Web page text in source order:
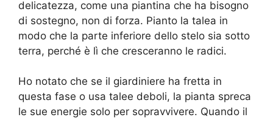
delicatezza, come una piantina che ha bisogno
di sostegno, non di forza. Pianto la talea in
modo che la parte inferiore dello stelo sia sotto
terra, perché è lì che cresceranno le radici.
Ho notato che se il giardiniere ha fretta in
questa fase o usa talee deboli, la pianta spreca
le sue energie solo per sopravvivere. Quando il